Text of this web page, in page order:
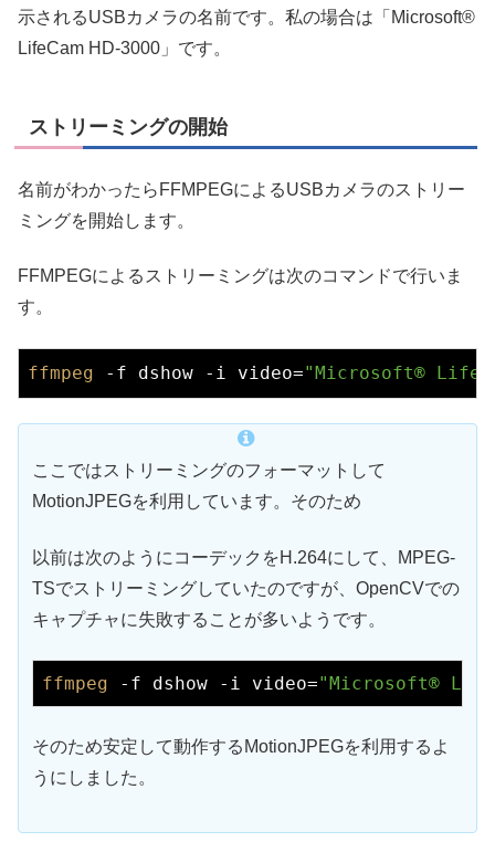
示されるUSBカメラの名前です。私の場合は「Microsoft®
LifeCam HD-3000」です。
ストリーミングの開始
名前がわかったらFFMPEGによるUSBカメラのストリー
ミングを開始します。
FFMPEGによるストリーミングは次のコマンドで行いま
す。
ffmpeg -f dshow -i video="Microsoft®
ここではストリーミングのフォーマットして
MotionJPEGを利用しています。そのため
以前は次のようにコーデックをH.264にして、MPEG-
TSでストリーミングしていたのですが、OpenCVでの
キャプチャに失敗することが多いようです。
ffmpeg -f dshow -i video="Microsoft®
そのため安定して動作するMotionJPEGを利用するよ
うにしました。